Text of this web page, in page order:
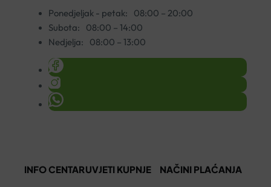
Ponedjeljak - petak:
08:00 – 20:00
Subota:
08:00 – 14:00
Nedjelja:
08:00 – 13:00
INFO CENTARUVJETI KUPNJE NAČINI PLAĆANJA